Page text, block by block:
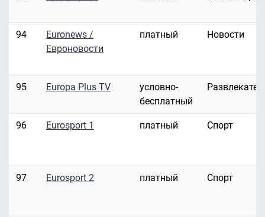
94
Euronews /
Евроновости
платный Новости
95 Europa Plus TV
условно-
бесплатный
96 Eurosport 1 платный Спорт
97 Eurosport 2 платный Спорт